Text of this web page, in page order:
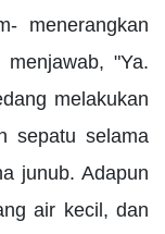
menerangkan
"Ya.
melakukan
sepatu selama
junub. Adapun
air kecil, dan